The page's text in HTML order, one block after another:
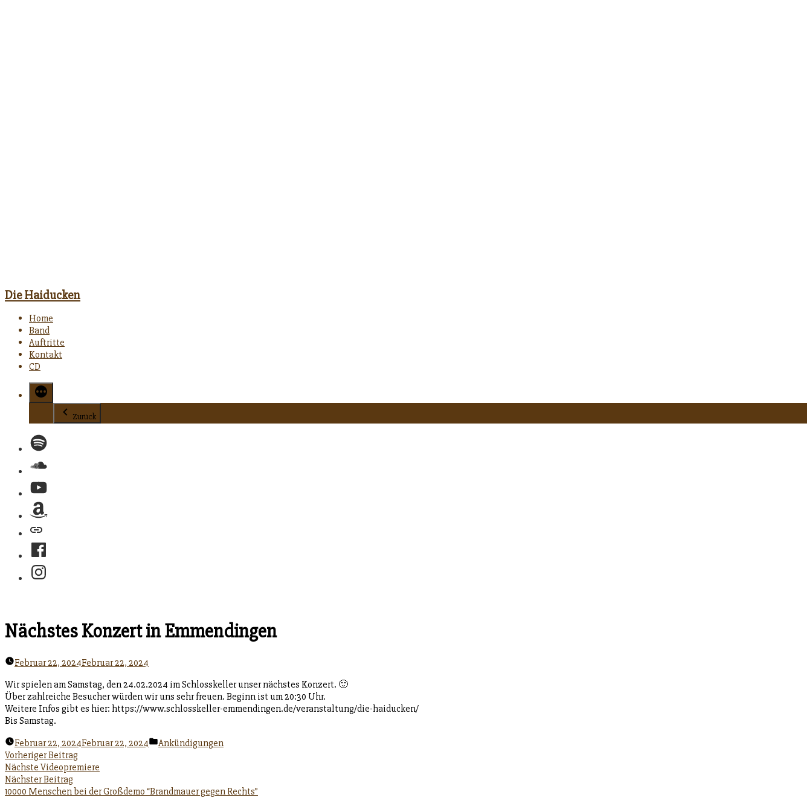
Die Haiducken
Home
Band
Auftritte
Kontakt
CD
Zurück
Spotify
Soundcloud
YouTube
Amazon
Facebook
Instagram
Nächstes Konzert in Emmendingen
Februar 22, 2024Februar 22, 2024
Wir spielen am Samstag, den 24.02.2024 im Schlosskeller unser nächstes Konzert. 🙂
Über zahlreiche Besucher würden wir uns sehr freuen. Beginn ist um 20:30 Uhr.
Weitere Infos gibt es hier: https://www.schlosskeller-emmendingen.de/veranstaltung/die-haiducken/
Bis Samstag.
Februar 22, 2024Februar 22, 2024
Veröffentlicht
Ankündigungen
Beitragsnavigation
Vorheriger BeitragVorheriger
Beitrag:
Nächste Videopremiere
Nächster BeitragNächster
Beitrag:
10000 Menschen bei der Großdemo “Brandmauer gegen Rechts”